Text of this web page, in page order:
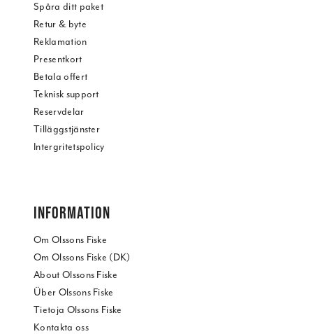
Spåra ditt paket
Retur & byte
Reklamation
Presentkort
Betala offert
Teknisk support
Reservdelar
Tilläggstjänster
Intergritetspolicy
INFORMATION
Om Olssons Fiske
Om Olssons Fiske (DK)
About Olssons Fiske
Über Olssons Fiske
Tietoja Olssons Fiske
Kontakta oss